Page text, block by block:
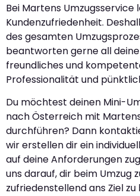
Bei Martens
Kundenzufriedenheit.
des gesamten
beantworten gerne all
freundliches und
Professionalität und
Du möchtest deinen Mini-
nach Österreich mit
durchführen? Dann
wir erstellen dir ein
auf deine Anforderungen
uns darauf, dir beim Umzug
zufriedenstellend ans Ziel zu